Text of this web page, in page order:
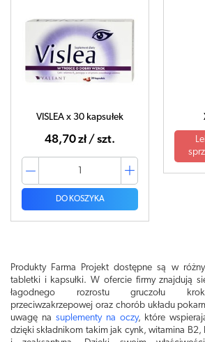
VISLEA x 30 kapsułek
48,70 zł / szt.
DO KOSZYKA
Produkty Farma Projekt dostępne są w
tabletki i kapsułki. W ofercie firmy znajdują
łagodnego rozrostu gruczołu
przeciwzakrzepowej oraz chorób układu
uwagę na suplementy na oczy, które
dzięki składnikom takim jak cynk, witamina